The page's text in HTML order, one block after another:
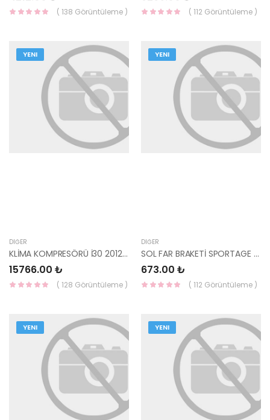
( 138 Görüntüleme ) ( 112 Görüntüleme )
YENI
DIĞER
KLİMA KOMPRESÖRÜ İ30 2012- 97701-A5502 HMC
15766.00 ₺
( 128 Görüntüleme )
YENI
DIĞER
SOL FAR BRAKETİ SPORTAGE 92132-F1000 HMC
673.00 ₺
( 112 Görüntüleme )
YENI YENI